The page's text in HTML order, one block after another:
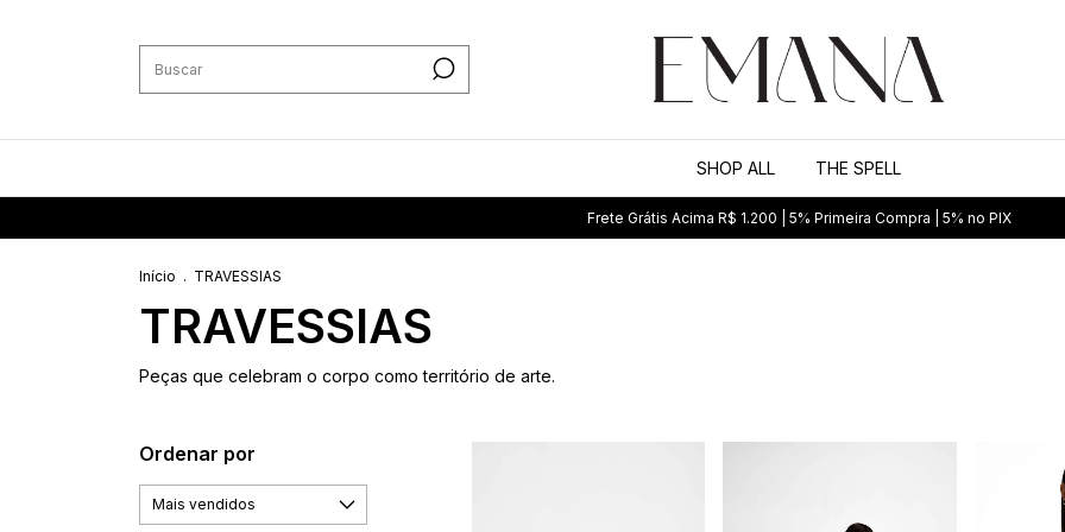
SHOP ALL THE SPELL
Frete Grátis Acima R$ 1.200 | 5% Primeira Compra | 5% no PIX
Início . TRAVESSIAS
TRAVESSIAS
Peças que celebram o corpo como território de arte.
Ordenar por